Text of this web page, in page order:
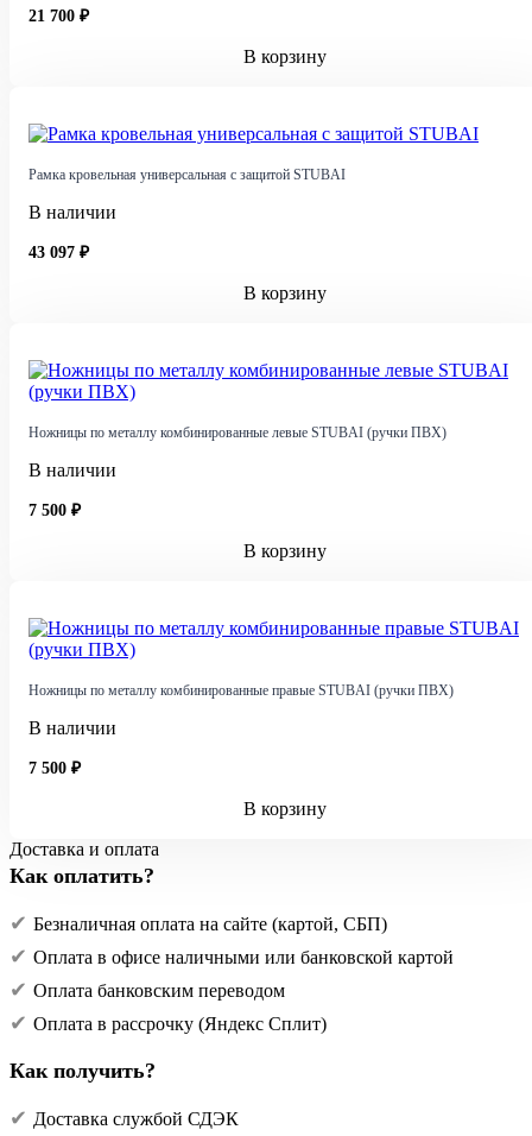
21 700 ₽
В корзину
Рамка кровельная универсальная c защитой STUBAI
В наличии
43 097 ₽
В корзину
Ножницы по металлу комбинированные левые STUBAI (ручки ПВХ)
В наличии
7 500 ₽
В корзину
Ножницы по металлу комбинированные правые STUBAI (ручки ПВХ)
В наличии
7 500 ₽
В корзину
Доставка и оплата
Как оплатить?
Безналичная оплата на сайте (картой, СБП)
Оплата в офисе наличными или банковской картой
Оплата банковским переводом
Оплата в рассрочку (Яндекс Сплит)
Как получить?
Доставка службой СДЭК